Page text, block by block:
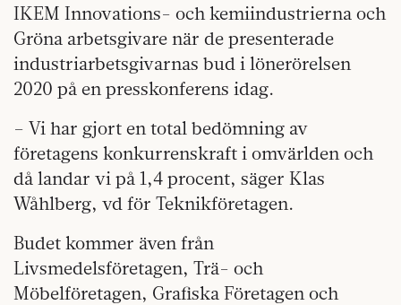
IKEM Innovations- och kemiindustrierna och
Gröna arbetsgivare när de presenterade
industriarbetsgivarnas bud i lönerörelsen
2020 på en presskonferens idag.
– Vi har gjort en total bedömning av
företagens konkurrenskraft i omvärlden och
då landar vi på 1,4 procent, säger Klas
Wåhlberg, vd för Teknikföretagen.
Budet kommer även från
Livsmedelsföretagen, Trä- och
Möbelföretagen, Grafiska Företagen och